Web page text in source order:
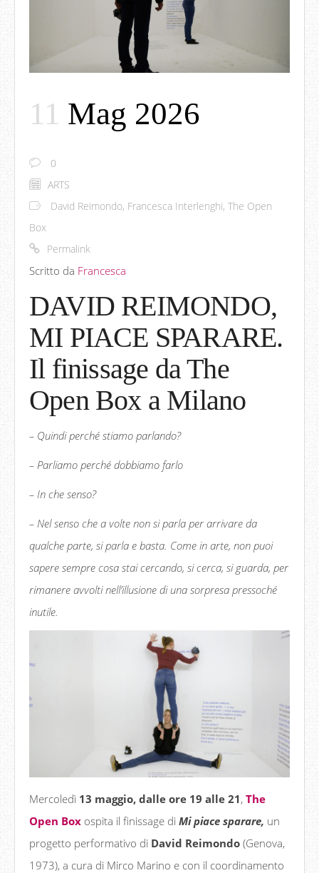
11 Mag 2026
0
ARTS
David Reimondo, Francesca Interlenghi, The Open
Box
Permalink
Scritto da Francesca
DAVID REIMONDO,
MI PIACE SPARARE.
Il finissage da The
Open Box a Milano
– Quindi perché stiamo parlando?
– Parliamo perché dobbiamo farlo
– In che senso?
– Nel senso che a volte non si parla per arrivare da
qualche parte, si parla e basta. Come in arte, non puoi
sapere sempre cosa stai cercando, si cerca, si guarda, per
rimanere avvolti nell’illusione di una sorpresa pressoché
inutile.
Mercoledì 13 maggio, dalle ore 19 alle 21, The
Open Box ospita il finissage di Mi piace sparare, un
progetto performativo di David Reimondo (Genova,
1973), a cura di Mirco Marino e con il coordinamento